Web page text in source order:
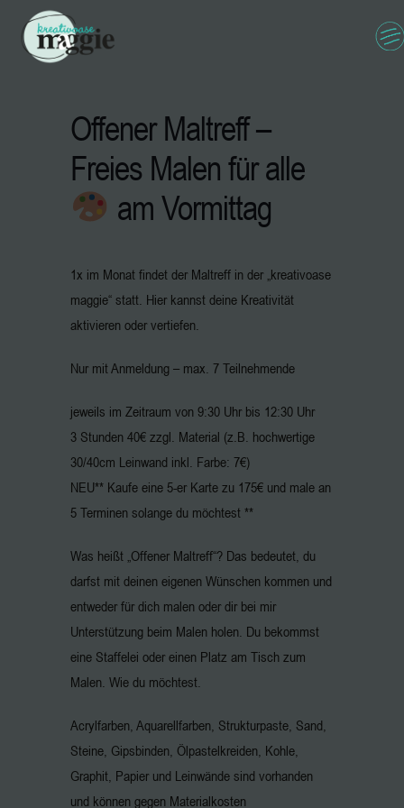
Offener Maltreff –
Freies Malen für alle
am Vormittag
1x im Monat findet der Maltreff in der „kreativoase
maggie“ statt. Hier kannst deine Kreativität
aktivieren oder vertiefen.
Nur mit Anmeldung – max. 7 Teilnehmende
jeweils im Zeitraum von 9:30 Uhr bis 12:30 Uhr
3 Stunden 40€ zzgl. Material (z.B. hochwertige
30/40cm Leinwand inkl. Farbe: 7€)
NEU** Kaufe eine 5-er Karte zu 175€ und male an
5 Terminen solange du möchtest **
Was heißt „Offener Maltreff“? Das bedeutet, du
darfst mit deinen eigenen Wünschen kommen und
entweder für dich malen oder dir bei mir
Unterstützung beim Malen holen. Du bekommst
eine Staffelei oder einen Platz am Tisch zum
Malen. Wie du möchtest.
Acrylfarben, Aquarellfarben, Strukturpaste, Sand,
Steine, Gipsbinden, Ölpastelkreiden, Kohle,
Graphit, Papier und Leinwände sind vorhanden
und können gegen Materialkosten